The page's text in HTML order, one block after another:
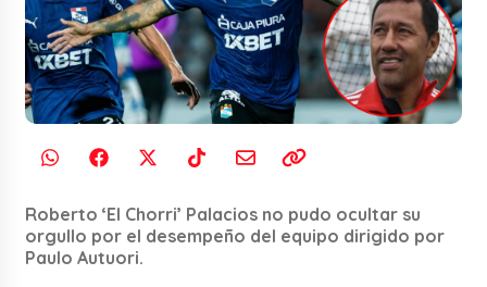
Roberto ‘El Chorri’ Palacios no pudo ocultar su
orgullo por el desempeño del equipo dirigido por
Paulo Autuori.